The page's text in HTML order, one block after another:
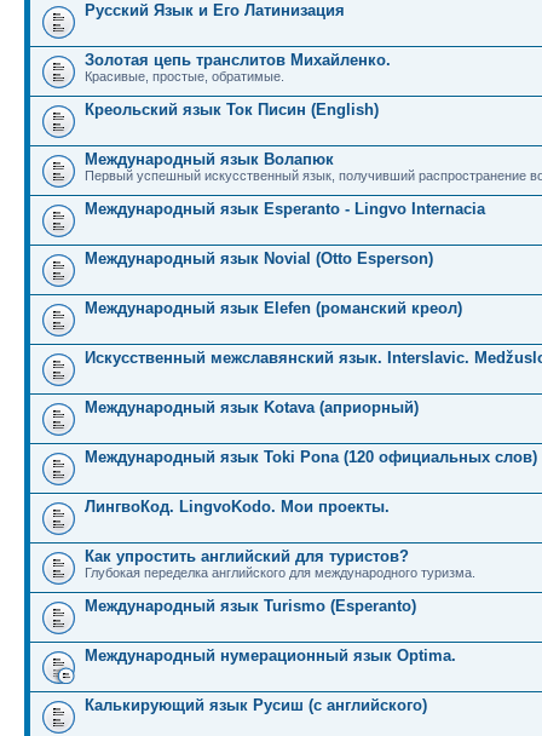
Русский Язык и Его Латинизация
Золотая цепь транслитов Михайленко.
Красивые, простые, обратимые.
Креольский язык Ток Писин (English)
Международный язык Волапюк
Первый успешный искусственный язык, получивший распространение
Международный язык Esperanto - Lingvo Internacia
Международный язык Novial (Otto Esperson)
Международный язык Elefen (романский креол)
Искусственный межславянский язык. Interslavic.
Международный язык Kotava (априорный)
Международный язык Toki Pona (120 официальных слов)
ЛингвоКод. LingvoKodo. Мои проекты.
Как упростить английский для туристов?
Глубокая переделка английского для международного туризма.
Международный язык Turismo (Esperanto)
Международный нумерационный язык Optima.
Калькирующий язык Русиш (с английского)